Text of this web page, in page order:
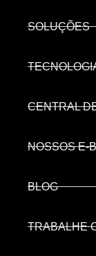
SOLUÇÕES
CENTRAL
NOSSOS E-
BLOG
TRABALHE